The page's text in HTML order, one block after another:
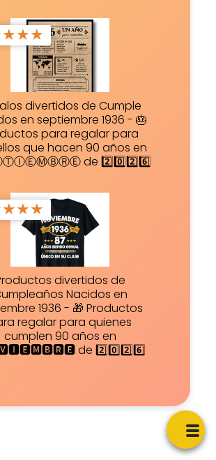
★★★
divertidos de Cumple
en septiembre 1936 - 🎂
para regalar para
que hacen 90 años en
de 2️⃣0️⃣2️⃣6️⃣
★★★
divertidos de
Nacidos en
1936 - 🎁 Productos
regalar para quienes
cumplen 90 años en
de 2️⃣0️⃣2️⃣6️⃣